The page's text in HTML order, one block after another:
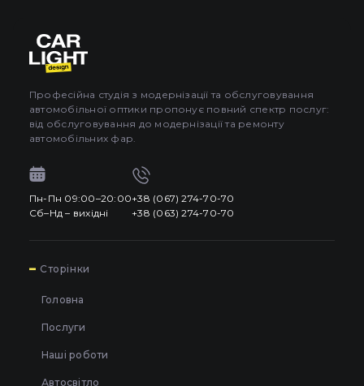
Професійна студія з модернізації та обслуговування
автомобільної оптики пропонує повний спектр послуг:
від обслуговування до модернізації та ремонту
автомобільних фар.
Пн-Пн 09:00–20:00
Сб–Нд – вихідні
+38 (067) 274-70-70
+38 (063) 274-70-70
Сторінки
Головна
Послуги
Наші роботи
Автосвітло